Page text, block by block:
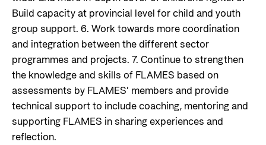
Build capacity at provincial level for child and youth
group support. 6. Work towards more coordination
and integration between the different sector
programmes and projects. 7. Continue to strengthen
the knowledge and skills of FLAMES based on
assessments by FLAMES’ members and provide
technical support to include coaching, mentoring and
supporting FLAMES in sharing experiences and
reflection.